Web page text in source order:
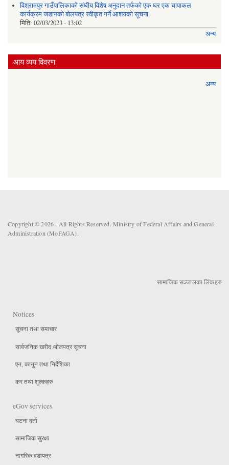
विश्रामपुर गाउँपालिकाको संघीय विशेष अनुदान तर्फको एक घर एक चापाकल
कार्यक्रम जडानको बोलपत्र स्वीकृत गर्ने आशयको सूचना
मिति: 02/03/2023 - 13:02
अन्य
आय व्यय विवरण
अन्य
Copyright © 2026 . All Rights Reserved. Ministry of Federal Affairs and General
Administration (MoFAGA).
सामाजिक सञ्जालका लिंकहरु
Notices
सूचना तथा समाचार
सार्वजनिक खरीद /बोलपत्र सूचना
एन, कानुन तथा निर्देशिका
कर तथा शुल्कहरु
eGov services
घटना दर्ता
सामाजिक सुरक्षा
नागरिक वडापत्र